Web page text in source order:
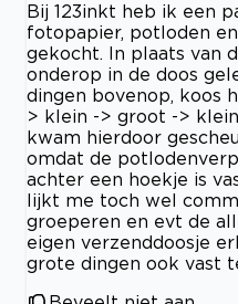
Bij 123inkt heb ik een
fotopapier, potloden
gekocht. In plaats van
onderop in de doos
dingen bovenop, koos
> klein -> groot ->
kwam hierdoor
omdat de
achter een hoekje is
lijkt me toch wel
groeperen en evt de
eigen verzenddoosje
grote dingen ook vast